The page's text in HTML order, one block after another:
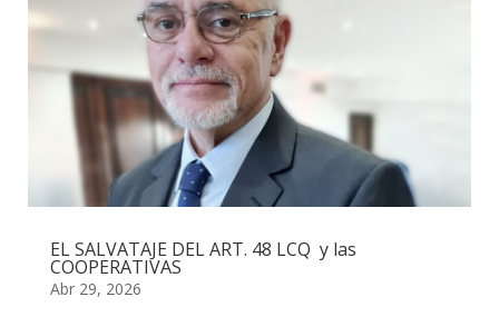
EL SALVATAJE DEL ART. 48 LCQ y las
COOPERATIVAS
Abr 29, 2026